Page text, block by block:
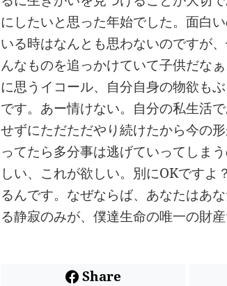
にしたいと思った年始でした。面白
いる時はなんとも思わないのですが
んなものを追っかけていて子供だな
に思うイコール、自分自身の物欲も
です。あー情けない。自分の私生活
せずにただただやり続けたから今の
ってたら多分事は逃げていってしま
しい、これが欲しい。別にOKです
るんです。なぜならば、あなたはあ
る静寂のみが、僕達生命の唯一の財産
Share